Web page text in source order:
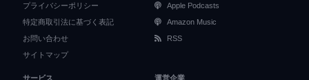
プライバシーポリシー
特定商取引法に基づく表記
お問い合わせ
サイトマップ
Apple Podcasts
Amazon Music
RSS
サービス 運営企業